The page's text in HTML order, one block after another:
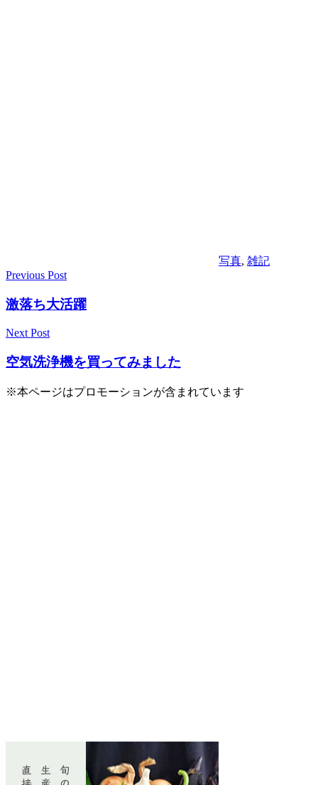
写真, 雑記
投
稿
ナ
ゲ
ー
Previous Post
激落ち大活躍
Next Post
空気洗浄機を買ってみました
※本ページはプロモーションが含まれています